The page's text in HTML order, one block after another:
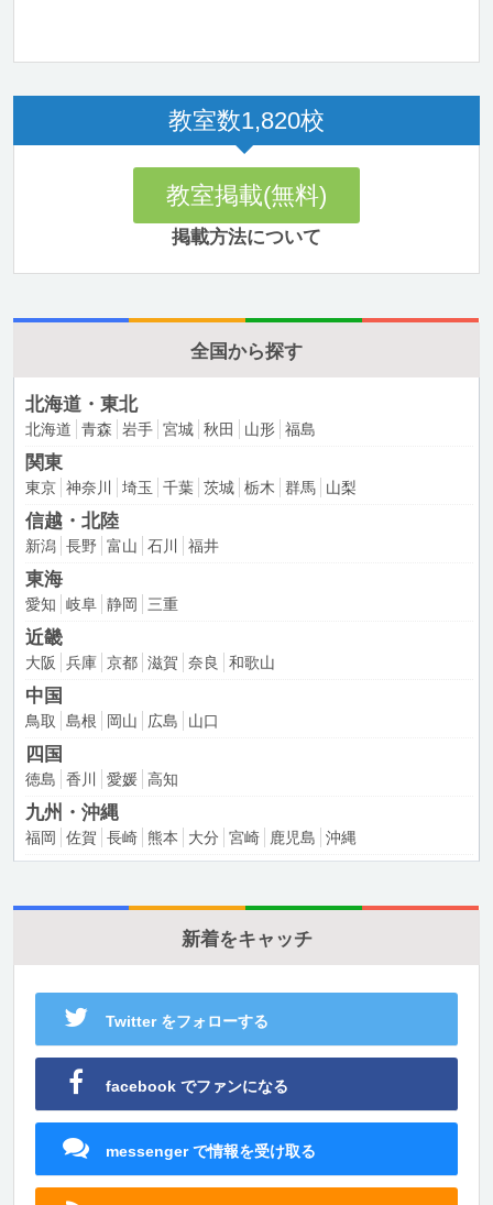
教室数1,820校
教室掲載(無料)
掲載方法について
全国から探す
北海道・東北
北海道 青森 岩手 宮城 秋田 山形 福島
関東
東京 神奈川 埼玉 千葉 茨城 栃木 群馬 山梨
信越・北陸
新潟 長野 富山 石川 福井
東海
愛知 岐阜 静岡 三重
近畿
大阪 兵庫 京都 滋賀 奈良 和歌山
中国
鳥取 島根 岡山 広島 山口
四国
徳島 香川 愛媛 高知
九州・沖縄
福岡 佐賀 長崎 熊本 大分 宮崎 鹿児島 沖縄
新着をキャッチ
Twitter をフォローする
facebook でファンになる
messenger で情報を受け取る